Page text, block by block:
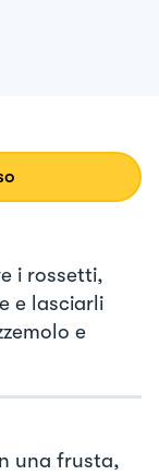
i rossetti,
e lasciarli
e
una frusta,